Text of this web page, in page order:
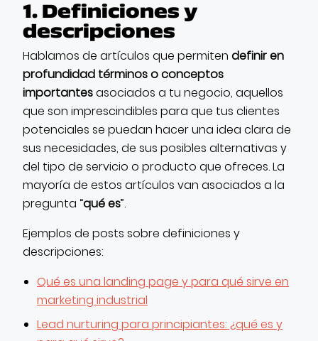
1. Definiciones y
descripciones
Hablamos de artículos que permiten definir en
profundidad términos o conceptos
importantesasociados a tu negocio, aquellos
que son imprescindibles para que tus clientes
potenciales se puedan hacer una idea clara de
sus necesidades, de sus posibles alternativas y
del tipo de servicio o producto que ofreces. La
mayoría de estos artículos van asociados a la
pregunta “qué es”.
Ejemplos de posts sobre definiciones y
descripciones:
Qué es una landing page y para qué sirve en
marketing industrial
Lead nurturing para principiantes: ¿qué es y